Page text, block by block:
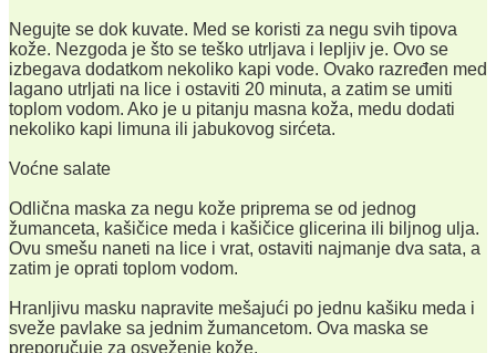
Negujte se dok kuvate. Med se koristi za negu svih tipova
kože. Nezgoda je što se teško utrljava i lepljiv je. Ovo se
izbegava dodatkom nekoliko kapi vode. Ovako razređen med
lagano utrljati na lice i ostaviti 20 minuta, a zatim se umiti
toplom vodom. Ako je u pitanju masna koža, medu dodati
nekoliko kapi limuna ili jabukovog sirćeta.
Voćne salate
Odlična maska za negu kože priprema se od jednog
žumanceta, kašičice meda i kašičice glicerina ili biljnog ulja.
Ovu smešu naneti na lice i vrat, ostaviti najmanje dva sata, a
zatim je oprati toplom vodom.
Hranljivu masku napravite mešajući po jednu kašiku meda i
sveže pavlake sa jednim žumancetom. Ova maska se
preporučuje za osveženje kože.